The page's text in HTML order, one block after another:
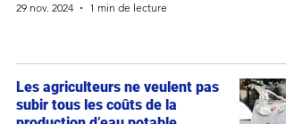
29 nov. 2024
1 min de lecture
Les agriculteurs ne veulent pas
subir tous les coûts de la